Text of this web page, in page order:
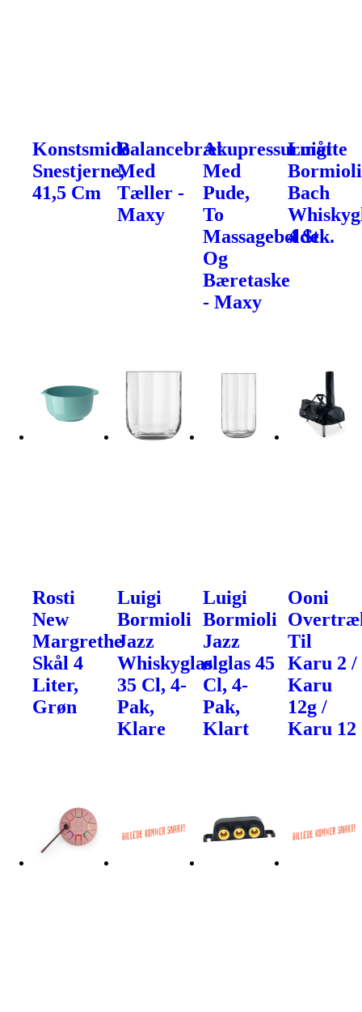
Konstsmide
Snestjerne,
41,5 Cm
Balancebræt
Med
Tæller -
Maxy
Akupressurmåtte
Med
Pude,
To
Massagebolde
Og
Bæretaske
- Maxy
Luigi
Bormioli
Bach
4 Stk.
Rosti
New
Margrethe
Skål 4
Liter,
Grøn
Luigi
Bormioli
Jazz
Whiskyglas
35 Cl, 4-
Pak,
Klare
Luigi
Bormioli
Jazz
ølglas 45
Cl, 4-
Pak,
Klart
Ooni
Til
Karu 2 /
Karu
12g /
Karu 12